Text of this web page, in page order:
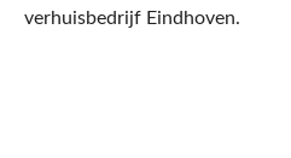
verhuisbedrijf Eindhoven.